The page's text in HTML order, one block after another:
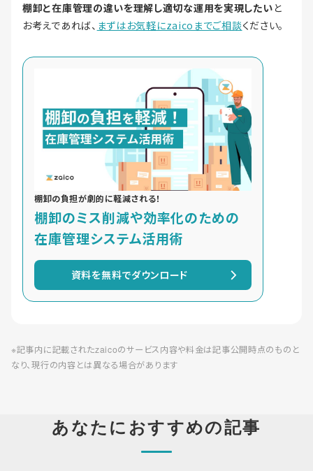
棚卸と在庫管理の違いを理解し適切な運用を実現したいと
お考えであれば、 まずはお気軽にzaicoまでご相談ください。
棚卸の負担が劇的に軽減される！
棚卸のミス削減や効率化のための
在庫管理システム活用術
資料を無料でダウンロード
※記事内に記載されたzaicoのサービス内容や料金は記事公開時点のものと
なり、現行の内容とは異なる場合があります
あなたにおすすめの記事